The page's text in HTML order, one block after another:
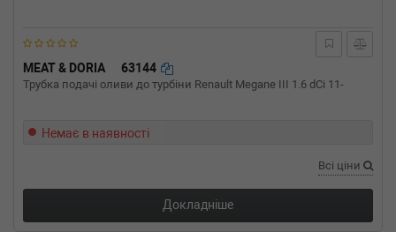
MEAT & DORIA 63144
Трубка подачі оливи до турбіни Renault Megane III 1.6 dCi 11-
Немає в наявності
Всі ціни
Докладніше